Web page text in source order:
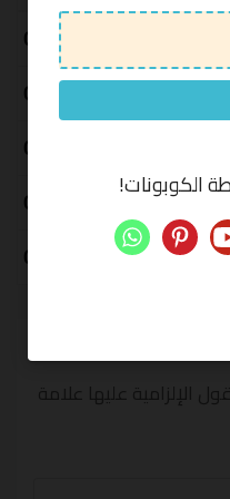
CW12
كافة CW12
CW12
+ تخفيضات 09/08/2026
CW12
الاطفال 09/08/2026
CW12
الكوبونات!